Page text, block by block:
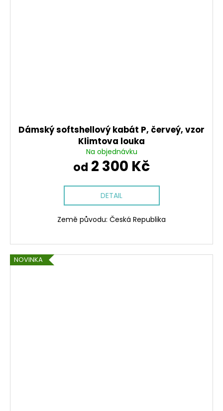
Dámský softshellový kabát P, červeý, vzor
Klimtova louka
Na objednávku
od 2 300 Kč
DETAIL
Země původu: Česká Republika
NOVINKA